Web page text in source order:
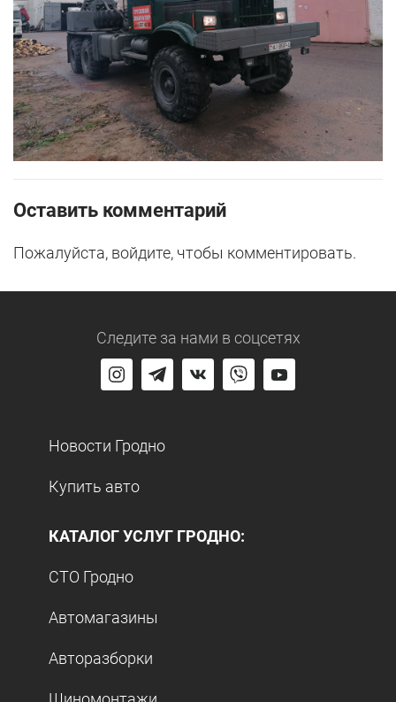
Оставить комментарий
Пожалуйста, войдите, чтобы комментировать.
Следите за нами в соцсетях
Новости Гродно
Купить авто
КАТАЛОГ УСЛУГ ГРОДНО:
СТО Гродно
Автомагазины
Авторазборки